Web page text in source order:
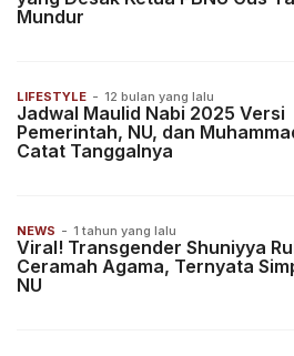
Mundur
LIFESTYLE - 12 bulan yang lalu
Jadwal Maulid Nabi 2025 Versi
Pemerintah, NU, dan
Catat Tanggalnya
NEWS - 1 tahun yang lalu
Viral! Transgender Shuniyya
Ceramah Agama, Ternyata
NU